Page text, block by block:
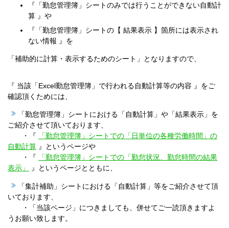
『「勤怠管理簿」シートのみでは行うことができない自動計
算 』や
『「勤怠管理簿」シートの【 結果表示 】箇所には表示され
ない情報 』を
「補助的に計算・表示するためのシート」となりますので、
『 当該「Excel勤怠管理簿」で行われる自動計算等の内容 』をご
確認頂くためには、
「勤怠管理簿」シートにおける「自動計算」や「結果表示」を
ご紹介させて頂いております、
・『
「勤怠管理簿」シートでの「日単位の各種労働時間」の
自動計算 』というページや
・『
「勤怠管理簿」シートでの「勤怠状況、勤怠時間の結果
表示」
』というページとともに、
「集計補助」シートにおける「自動計算」等をご紹介させて頂
いております、
・「当該ページ」につきましても、併せてご一読頂きますよ
うお願い致します。